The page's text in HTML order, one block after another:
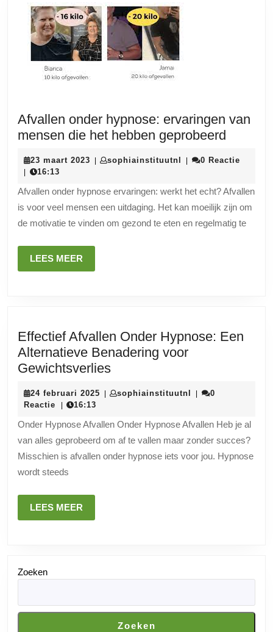
Afvallen onder hypnose: ervaringen van
mensen die het hebben geprobeerd
van
mensen
die
23 maart 2023 23| sophiainstituutnl sophiainstituutnl
| 0 Reactie
| 16:13
Afvallen onder hypnose ervaringen: werkt het echt? Afvallen
is voor veel mensen een uitdaging. Het kan moeilijk zijn om
de motivatie te vinden om gezond te eten en regelmatig te
LEES MEER
MEER
Effectief Afvallen Onder Hypnose: Een
Alternatieve Benadering voor
GewichtsverliesEffectief
Onder
Een
Alternatieve
Benadering
24 februari 2025 24| sophiainstituutnl sophiainstituutnl
|
0
Reactie
| 16:13
Onder Hypnose Afvallen Onder Hypnose Afvallen Heb je al
van alles geprobeerd om af te vallen maar zonder succes?
Misschien is afvallen onder hypnose iets voor jou. Hypnose
wordt steeds
LEES MEER
MEER
Zoeken
Zoeken